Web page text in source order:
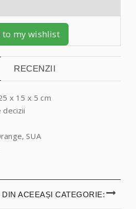
to my wishlist
RECENZII
x 15 x 5 cm
decizii
SUA
ACEEAȘI CATEGORIE: